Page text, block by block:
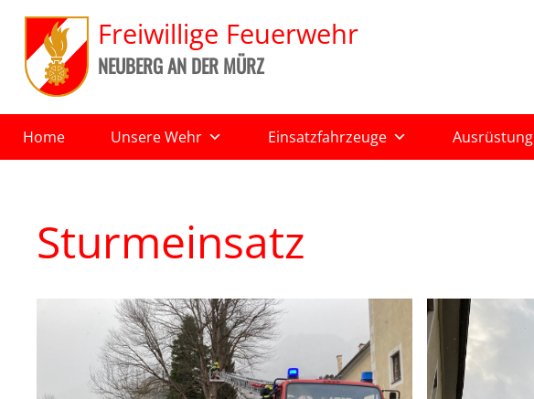
Freiwillige Feuerwehr
NEUBERG AN DER MÜRZ
Home Unsere Wehr Einsatzfahrzeuge Ausrüstung
Sturmeinsatz